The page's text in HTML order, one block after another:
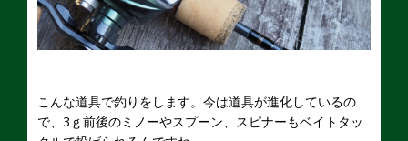
こんな道具で釣りをします。今は道具が進化しているの
で、3ｇ前後のミノーやスプーン、スピナーもベイトタッ